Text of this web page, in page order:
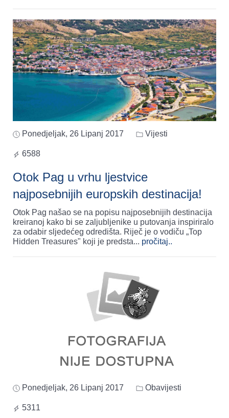
Ponedjeljak, 26 Lipanj 2017 Vijesti
6588
Otok Pag u vrhu ljestvice
najposebnijih europskih destinacija!
Otok Pag našao se na popisu najposebnijih destinacija
kreiranoj kako bi se zaljubljenike u putovanja inspiriralo
za odabir sljedećeg odredišta. Riječ je o vodiču „Top
Hidden Treasures" koji je predsta... pročitaj..
Ponedjeljak, 26 Lipanj 2017 Obavijesti
5311